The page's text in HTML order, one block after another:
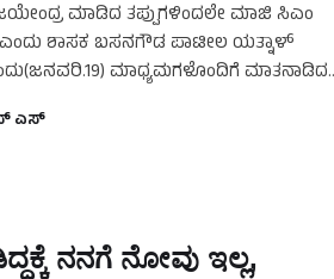
ಮಾಡಿದ ತಪ್ಪುಗಳಿಂದಲೇ ಮಾಜಿ ಸಿಎಂ
ಶಾಸಕ ಬಸನಗೌಡ ಪಾಟೀಲ ಯತ್ನಾಳ್‌
ಮಾಧ್ಯಮಗಳೊಂದಿಗೆ ಮಾತನಾಡಿದ
ಅರ್ಚನ ಎಸ್‌ ಎಸ್
ನನಗೆ ನೋವು ಇಲ್ಲ,